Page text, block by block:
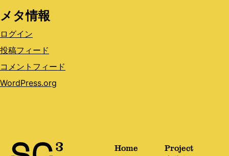
メタ情報
ログイン
投稿フィード
コメントフィード
WordPress.org
Home Project